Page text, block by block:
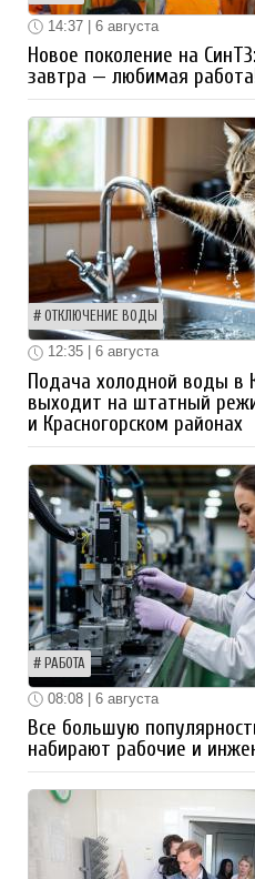
14:37 | 6 августа
Новое поколение на
завтра — любимая
ОТКЛЮЧЕНИЕ ВОДЫ
12:35 | 6 августа
Подача холодной воды в
выходит на штатный
и Красногорском районах
РАБОТА
08:08 | 6 августа
Все большую
набирают рабочие и